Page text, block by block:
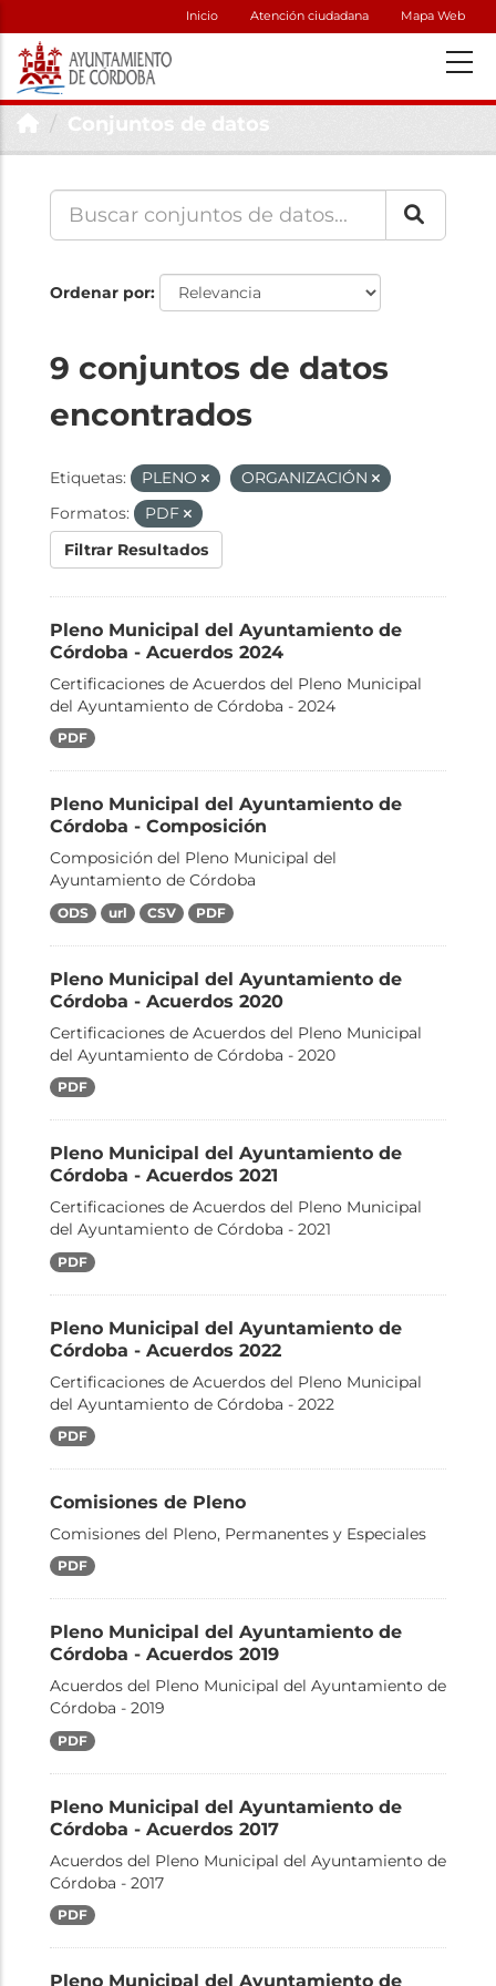
Inicio Atención ciudadana Mapa Web
Conjuntos de datos
Ordenar por
9 conjuntos de datos
encontrados
Etiquetas: PLENO
ORGANIZACIÓN
Formatos:
PDF
Filtrar Resultados
Pleno Municipal del Ayuntamiento de
Córdoba - Acuerdos 2024
Certificaciones de Acuerdos del Pleno Municipal
del Ayuntamiento de Córdoba - 2024
PDF
Pleno Municipal del Ayuntamiento de
Córdoba - Composición
Composición del Pleno Municipal del
Ayuntamiento de Córdoba
ODS url CSV PDF
Pleno Municipal del Ayuntamiento de
Córdoba - Acuerdos 2020
Certificaciones de Acuerdos del Pleno Municipal
del Ayuntamiento de Córdoba - 2020
PDF
Pleno Municipal del Ayuntamiento de
Córdoba - Acuerdos 2021
Certificaciones de Acuerdos del Pleno Municipal
del Ayuntamiento de Córdoba - 2021
PDF
Pleno Municipal del Ayuntamiento de
Córdoba - Acuerdos 2022
Certificaciones de Acuerdos del Pleno Municipal
del Ayuntamiento de Córdoba - 2022
PDF
Comisiones de Pleno
Comisiones del Pleno, Permanentes y Especiales
PDF
Pleno Municipal del Ayuntamiento de
Córdoba - Acuerdos 2019
Acuerdos del Pleno Municipal del Ayuntamiento de
Córdoba - 2019
PDF
Pleno Municipal del Ayuntamiento de
Córdoba - Acuerdos 2017
Acuerdos del Pleno Municipal del Ayuntamiento de
Córdoba - 2017
PDF
Pleno Municipal del Ayuntamiento de